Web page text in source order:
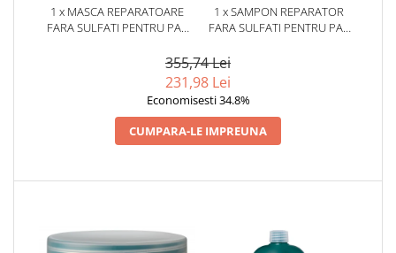
1 x MASCA REPARATOARE
FARA SULFATI PENTRU PAR
MILANO SEMI DI LINO
RECONSTRUCTION, 500 ML
1 x SAMPON REPARATOR
FARA SULFATI PENTRU PAR
MILANO SEMI DI LINO
RECONSTRUCTION, 1000 ML
355,74 Lei
231,98 Lei
Economisesti 34.8%
CUMPARA-LE IMPREUNA